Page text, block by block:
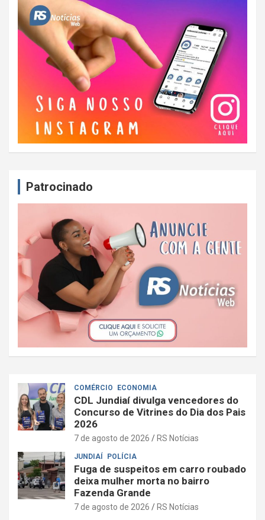
Patrocinado
COMÉRCIO ECONOMIA
CDL Jundiaí divulga vencedores do
Concurso de Vitrines do Dia dos Pais
2026
7 de agosto de 2026 RS Notícias
JUNDIAÍ POLÍCIA
Fuga de suspeitos em carro roubado
deixa mulher morta no bairro
Fazenda Grande
7 de agosto de 2026 RS Notícias